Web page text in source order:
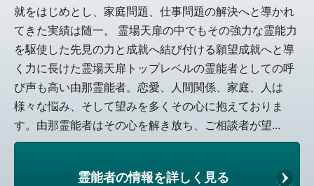
就をはじめとし、家庭問題、仕事問題の解決へと導かれ
てきた実績は随一。 霊場天扉の中でもその強力な霊能力
を駆使した先見の力と成就へ結び付ける願望成就へと導
く力に長けた霊場天扉トップレベルの霊能者としての呼
び声も高い由那霊能者。恋愛、人間関係、家庭、人は
様々な悩み、そして望みを多くその心に抱えておりま
す。由那霊能者はその心を解き放ち、ご相談者が望...
霊能者の情報を詳しく見る